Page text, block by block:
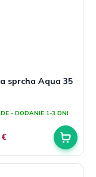
sprcha Aqua 35
- DODANIE 1-3 DNI
€